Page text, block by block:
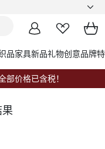
品家具新品礼物创意品牌
价格已含税！